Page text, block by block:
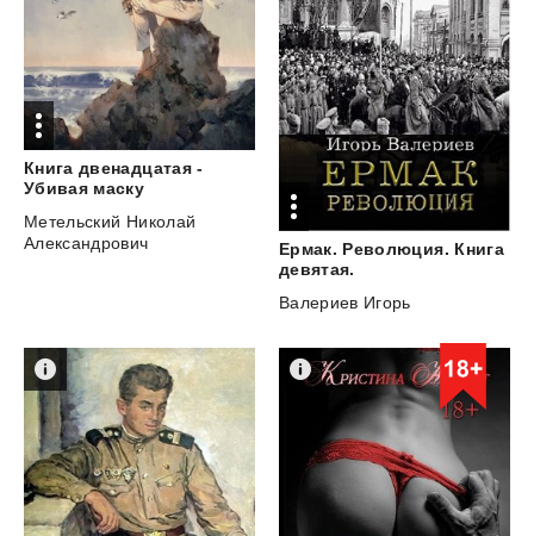
Книга двенадцатая -
Убивая маску
Метельский Николай
Александрович
Ермак. Революция. Книга
девятая.
Валериев Игорь